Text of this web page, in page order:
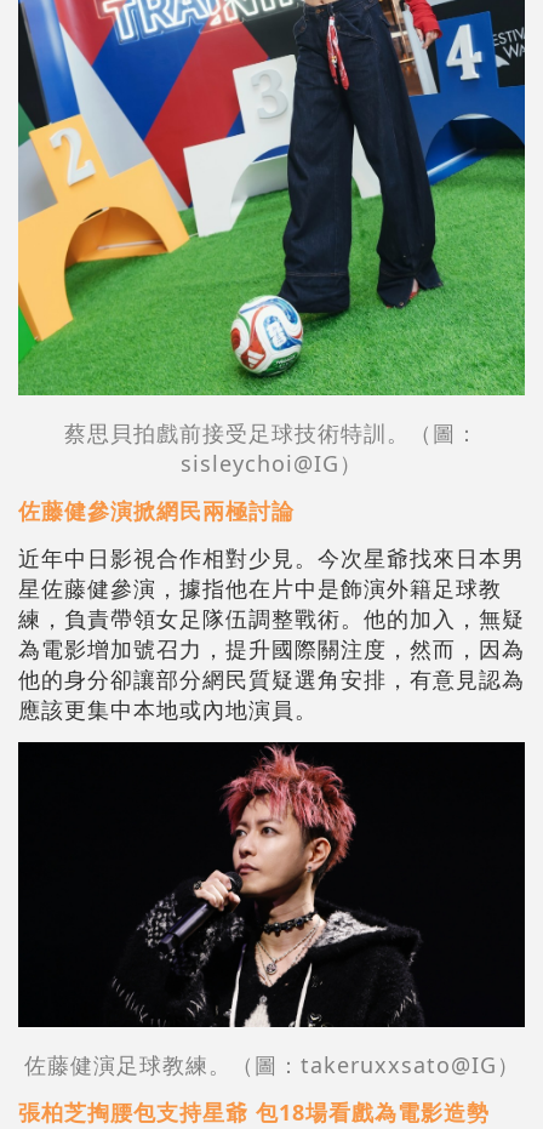
蔡思貝拍戲前接受足球技術特訓。（圖：
sisleychoi@IG）
佐藤健參演掀網民兩極討論
近年中日影視合作相對少見。今次星爺找來日本男
星佐藤健參演，據指他在片中是飾演外籍足球教
練，負責帶領女足隊伍調整戰術。他的加入，無疑
為電影增加號召力，提升國際關注度，然而，因為
他的身分卻讓部分網民質疑選角安排，有意見認為
應該更集中本地或內地演員。
佐藤健演足球教練。（圖：takeruxxsato@IG）
張柏芝掏腰包支持星爺 包18場看戲為電影造勢